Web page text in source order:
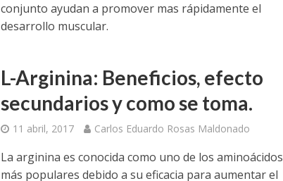
conjunto ayudan a promover mas rápidamente el
desarrollo muscular.
L-Arginina: Beneficios, efecto
secundarios y como se toma.
11 abril, 2017 Carlos Eduardo Rosas Maldonado
La arginina es conocida como uno de los aminoácidos
más populares debido a su eficacia para aumentar el